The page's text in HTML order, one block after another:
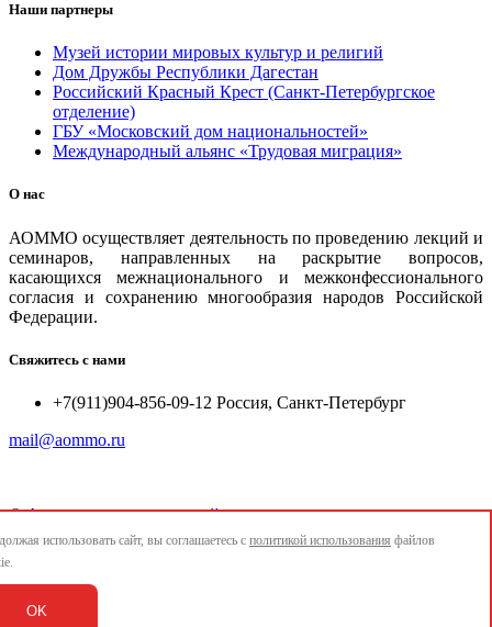
Наши партнеры
Музей истории мировых культур и религий
Дом Дружбы Республики Дагестан
Российский Красный Крест (Санкт-Петербургское
отделение)
ГБУ «Московский дом национальностей»
Международный альянс «Трудовая миграция»
О нас
АОММО осуществляет деятельность по проведению лекций и
семинаров, направленных на раскрытие вопросов,
касающихся межнационального и межконфессионального
согласия и сохранению многообразия народов Российской
Федерации.
Свяжитесь с нами
+7(911)904-856-09-12 Россия, Санкт-Петербург
mail@aommo.ru
© Ассоциация организаций по реализации национальных
проектов и достижению национальных целей развития
mail@aommo.ru
использовать сайт, вы соглашаетесь с политикой использования файлов
OK